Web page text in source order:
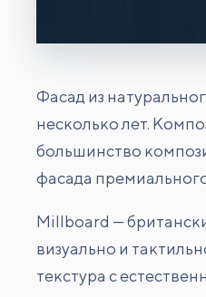
Фасад из
несколько лет.
большинство
фасада
Millboard —
визуально и
текстура с